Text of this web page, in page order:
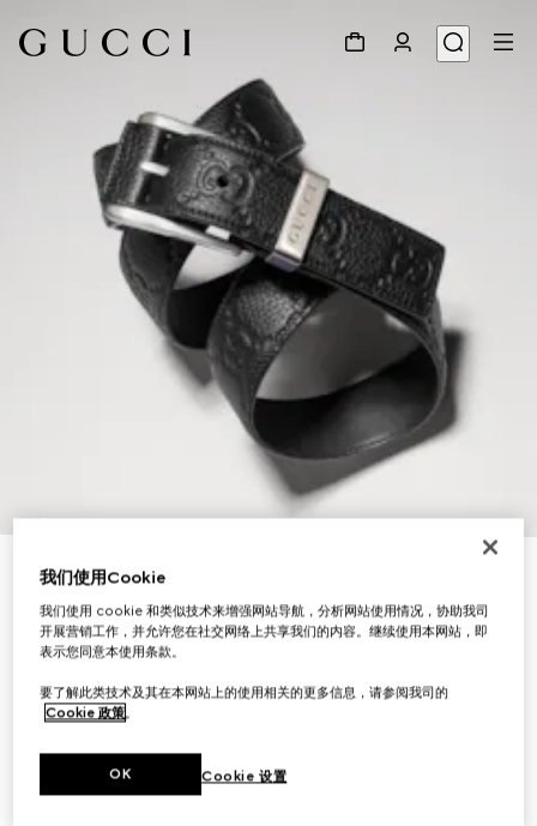
1/5
饰方形搭扣GG印花压纹腰带
£305
相关款式黑色
我们使用Cookie
我们使用 cookie 和类似技术来增强网站导航，分析网站使用情况，协助我司
开展营销工作，并允许您在社交网络上共享我们的内容。继续使用本网站，即
表示您同意本使用条款。
要了解此类技术及其在本网站上的使用相关的更多信息，请参阅我司的
Cookie 政策。
Cookie 设置
OK